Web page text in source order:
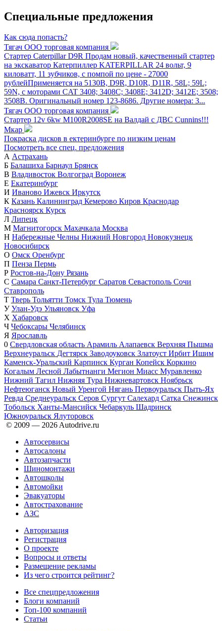
Специальные предложения
Как сюда попасть?
Тягач ООО торговая компания
Стартер Caterpillar D9R Продам новый, качественный стартер
на экскаватор Катерпиллер KATERPILLAR 24 вольт, 9
киловатт, 11 зубчиков, с помпой по цене - 27000
рублейПрименяется на 5130B, D9R, D10R, D11R, 58L; 59L;
59N, с моторами CAT 3408; 3408C; 3408E; 3412D; 3412E; 3508;
3508B. Оригинальный номер 123-8686. Другие номера: 3...
Тягач ООО торговая компания
Стартер 12v 6kw M100R2008SE на Валдай с ДВС Cunnins!!!
Мкар
Покраска дисков в ектеринбурге по низким ценам
Посмотреть все спец. предложения
А Астрахань
Б Балашиха Барнаул Брянск
В Владивосток Волгоград Воронеж
Е Екатеринбург
И Иваново Ижевск Иркутск
К Казань Калининград Кемерово Киров Краснодар
Красноярск Курск
Л Липецк
М Магнитогорск Махачкала Москва
Н Набережные Челны Нижний Новгород Новокузнецк
Новосибирск
О Омск Оренбург
П Пенза Пермь
Р Ростов-на-Дону Рязань
С Самара Санкт-Петербург Саратов Севастополь Сочи
Ставрополь
Т Тверь Тольятти Томск Тула Тюмень
У Улан-Удэ Ульяновск Уфа
Х Хабаровск
Ч Чебоксары Челябинск
Я Ярославль
0 Свердловская область Арамиль Алапаевск Верхняя Пышма
Верхнеуральск Дегтярск Заводоуковск Златоуст Ирбит Ишим
Каменск-Уральский Карпинск Курган Копейск Коркино
Когалым Лесной Лабытнанги Мегион Миасс Муравленко
Нижний Тагил Нижняя Тура Нижневартовск Ноябрьск
Нефтеюганск Новый Уренгой Нягань Первоуральск Пыть-Ях
Ревда Среднеуральск Серов Сургут Салехард Сатка Снежинск
Тобольск Ханты-Мансийск Чебаркуль Шадринск
Южноуральск Ялуторовск
© 2009 — 2026Autodrive.ru
Автосервисы
Автосалоны
Автозапчасти
Шиномонтажи
Автошколы
Автомойки
Эвакуаторы
Автострахование
АЗС
Авторизация
Регистрация
О проекте
Вопросы и ответы
Размещение рекламы
Из чего строится рейтинг?
Все спецпредложения
Блоги компаний
Топ-100 компаний
Статьи